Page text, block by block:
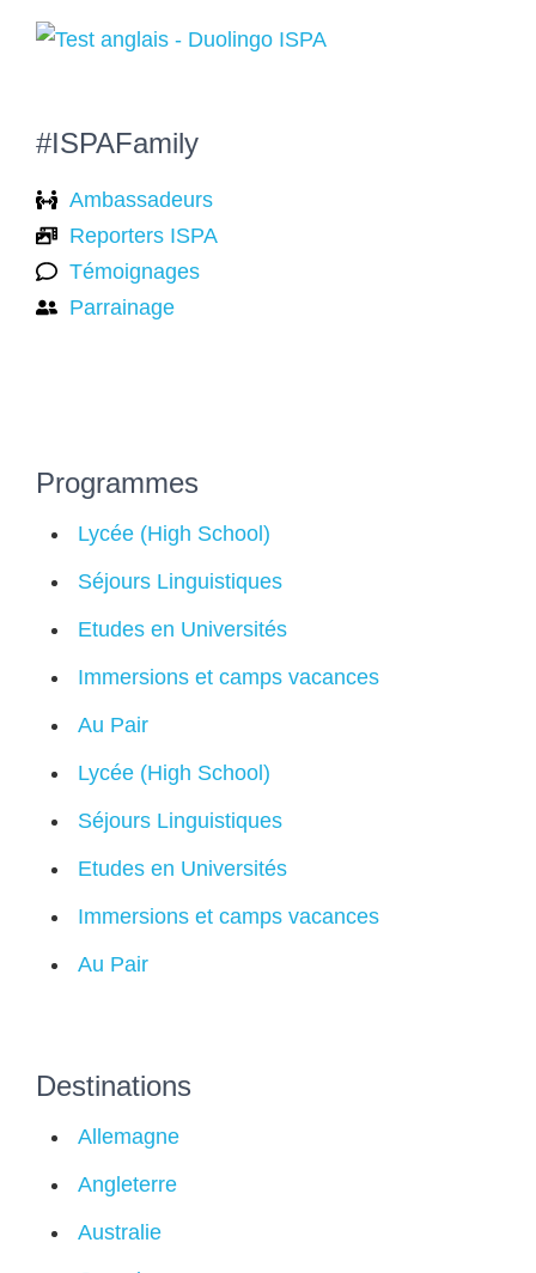
#ISPAFamily
Ambassadeurs
Reporters ISPA
Témoignages
Parrainage
Programmes
Lycée (High School)
Séjours Linguistiques
Etudes en Universités
Immersions et camps vacances
Au Pair
Lycée (High School)
Séjours Linguistiques
Etudes en Universités
Immersions et camps vacances
Au Pair
Destinations
Allemagne
Angleterre
Australie